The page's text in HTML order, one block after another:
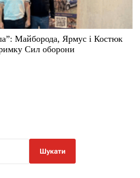
Майборода, Ярмус і Костюк
Сил оборони